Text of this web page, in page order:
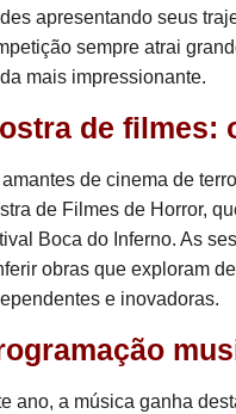
apresentando seus
sempre atrai
mais impressionante.
de filmes:
de cinema de
de Filmes de Horror,
Boca do Inferno. As
obras que exploram
e inovadoras.
ano, a música ganha